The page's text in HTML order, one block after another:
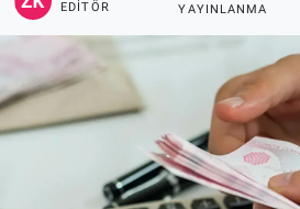
EDITÖR YAYINLANMA